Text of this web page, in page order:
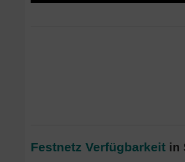
Festnetz Verfügbarkeit in